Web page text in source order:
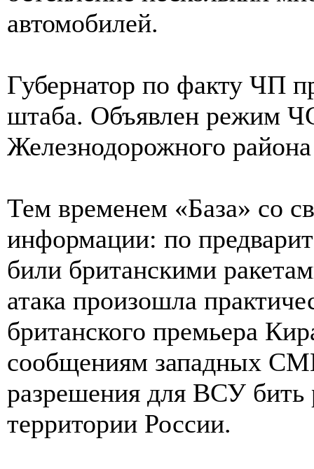
автомобилей.
Губернатор по факту ЧП
штаба. Объявлен режим
Железнодорожного
Тем временем «База» со
информации: по
били британскими
атака произошла
британского премьера
сообщениям западных
разрешения для ВСУ бить
территории России.